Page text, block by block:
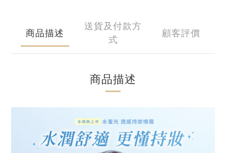
商品描述
送貨及付款方
式
顧客評價
商品描述